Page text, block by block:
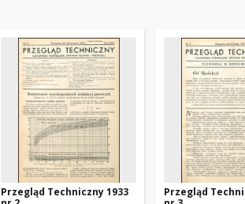
Przegląd Techniczny 1933
Przegląd